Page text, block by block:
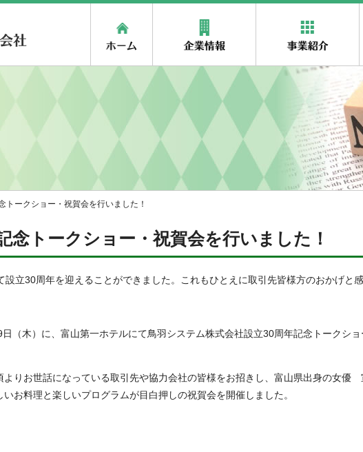
トークショー・祝賀会を行いました！
念トークショー・祝賀会を行いました！
立30周年を迎えることができました。これもひとえに取引先皆様方のおかげと
（木）に、富山第一ホテルにて鳥羽システム株式会社設立30周年記念トークショ
りお世話になっている取引先や協力会社の皆様をお招きし、富山県出身の女優
お料理と楽しいプログラムが目白押しの祝賀会を開催しました。